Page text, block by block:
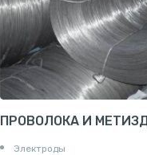
ПРОВОЛОКА И
Электроды